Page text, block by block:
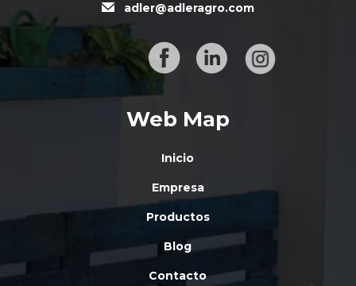
adler@adleragro.com
Web Map
Inicio
Empresa
Productos
Blog
Contacto